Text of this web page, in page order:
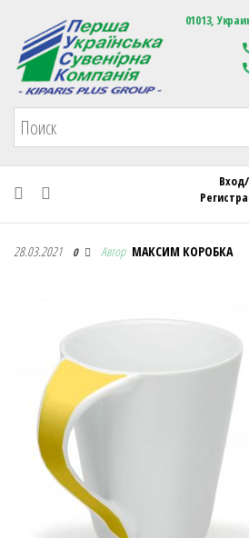
Первая Украинская Сувенирная
01013,
Вход/
Первая Украинская Сувенирная
28.03.2021 0 Автор МАКСИМ КОРОБКА